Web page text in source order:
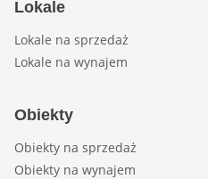
Lokale
Lokale na sprzedaż
Lokale na wynajem
Obiekty
Obiekty na sprzedaż
Obiekty na wynajem